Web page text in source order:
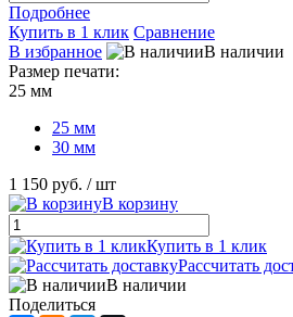
Подробнее
Купить в 1 клик Сравнение
В избранное
В наличии
Размер печати:
25 мм
25 мм
30 мм
1 150 руб. / шт
В корзину
Купить в 1 клик
Рассчитать
В наличии
Поделиться